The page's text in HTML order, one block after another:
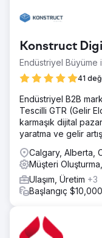
Konstruct
Endüstriyel Büyüme
41
Endüstriyel B2B
Tescilli GTR (Gelir
karmaşık dijital
yaratma ve gelir
Calgary, Alberta,
Müşteri
Ulaşım, Üretim +3
Başlangıç $10,000